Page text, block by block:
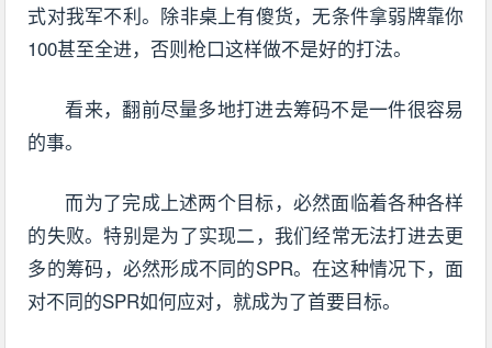
式对我军不利。除非桌上有傻货，无条件拿弱牌靠你
100甚至全进，否则枪口这样做不是好的打法。
看来，翻前尽量多地打进去筹码不是一件很容易
的事。
而为了完成上述两个目标，必然面临着各种各样
的失败。特别是为了实现二，我们经常无法打进去更
多的筹码，必然形成不同的SPR。在这种情况下，面
对不同的SPR如何应对，就成为了首要目标。